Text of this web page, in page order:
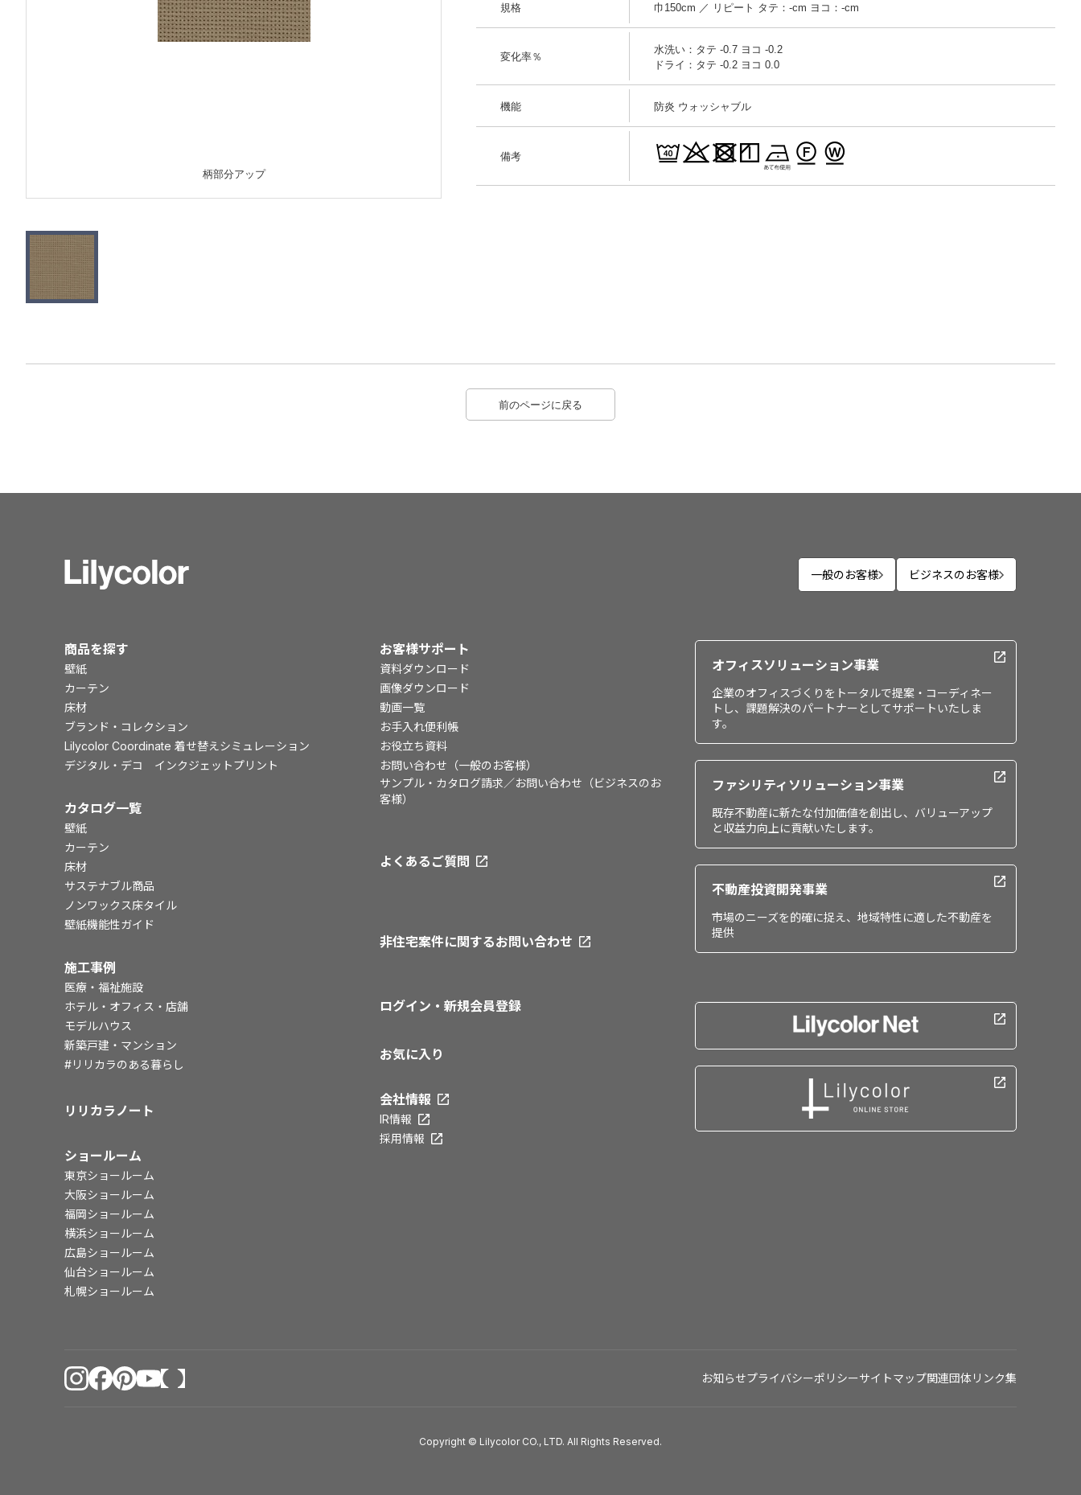
柄部分アップ
規格 巾150cm ／ リピート タテ：-cm ヨコ：-cm
変化率％
水洗い：タテ -0.7 ヨコ -0.2
ドライ：タテ -0.2 ヨコ 0.0
機能 防炎 ウォッシャブル
備考
前のページに戻る
一般のお客様 ビジネスのお客様
商品を探す
壁紙
カーテン
床材
ブランド・コレクション
Lilycolor Coordinate 着せ替えシミュレーション
デジタル・デコ インクジェットプリント
カタログ一覧
壁紙
カーテン
床材
サステナブル商品
ノンワックス床タイル
壁紙機能性ガイド
施工事例
医療・福祉施設
ホテル・オフィス・店舗
モデルハウス
新築戸建・マンション
#リリカラのある暮らし
リリカラノート
ショールーム
東京ショールーム
大阪ショールーム
福岡ショールーム
横浜ショールーム
広島ショールーム
仙台ショールーム
札幌ショールーム
お客様サポート
資料ダウンロード
画像ダウンロード
動画一覧
お手入れ便利帳
お役立ち資料
お問い合わせ（一般のお客様）
サンプル・カタログ請求／お問い合わせ（ビジネスのお
客様）
よくあるご質問
非住宅案件に関するお問い合わせ
ログイン・新規会員登録
お気に入り
会社情報
IR情報
採用情報
オフィスソリューション事業
企業のオフィスづくりをトータルで提案・コーディネー
トし、課題解決のパートナーとしてサポートいたしま
す。
ファシリティソリューション事業
既存不動産に新たな付加価値を創出し、バリューアップ
と収益力向上に貢献いたします。
不動産投資開発事業
市場のニーズを的確に捉え、地域特性に適した不動産を
提供
お知らせプライバシーポリシーサイトマップ関連団体リンク集
Copyright © Lilycolor CO., LTD. All Rights Reserved.